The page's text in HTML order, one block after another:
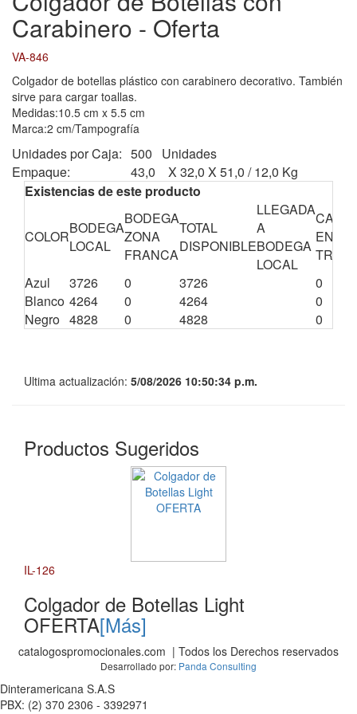
Carabinero - Oferta
VA-846
Colgador de botellas plástico con carabinero decorativo. También
sirve para cargar toallas.
Medidas:10.5 cm x 5.5 cm
Marca:2 cm/Tampografía
Unidades por Caja: 500 Unidades
Empaque:
43,0 X 32,0 X 51,0 / 12,0 Kg
Existencias de este producto
COLORBODEGA
LOCAL
BODEGA
ZONA
FRANCA
TOTAL
DISPONIBLE
LLEGADA
A
BODEGA
LOCAL
EN
Azul
3726 0 3726
0
Blanco 4264 0 4264
0
Negro 4828 0 4828 0
Ultima actualización: 5/08/2026 10:50:34 p.m.
Productos Sugeridos
IL-126
Colgador de Botellas Light
OFERTA[Más]
catalogospromocionales.com | Todos los Derechos reservados
Desarrollado por: Panda Consulting
Dinteramericana S.A.S
PBX: (2) 370 2306 - 3392971